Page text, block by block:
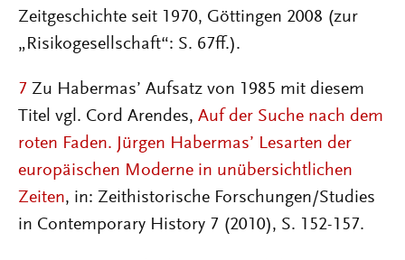
Zeitgeschichte seit 1970, Göttingen 2008 (zur
„Risikogesellschaft“: S. 67ff.).
7 Zu Habermas’ Aufsatz von 1985 mit diesem
Titel vgl. Cord Arendes, Auf der Suche nach dem
roten Faden. Jürgen Habermas’ Lesarten der
europäischen Moderne in unübersichtlichen
Zeiten, in: Zeithistorische Forschungen/Studies
in Contemporary History 7 (2010), S. 152-157.